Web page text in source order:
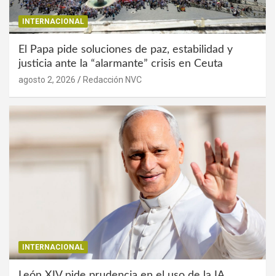
INTERNACIONAL
El Papa pide soluciones de paz, estabilidad y
justicia ante la “alarmante” crisis en Ceuta
agosto 2, 2026 Redacción NVC
INTERNACIONAL